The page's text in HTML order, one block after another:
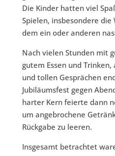
Die Kinder hatten viel
Spielen, insbesondere
dem ein oder anderen
Nach vielen Stunden mit
gutem Essen und
und tollen Gesprächen
Jubiläumsfest gegen
harter Kern feierte dann
um angebrochene
Rückgabe zu leeren.
Insgesamt betrachtet